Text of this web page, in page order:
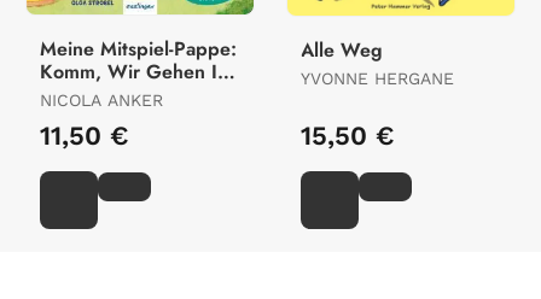
Meine Mitspiel-Pappe:
Komm, Wir Gehen In
Die Kita!
NICOLA ANKER
11,50 €
Alle Weg
YVONNE HERGANE
15,50 €